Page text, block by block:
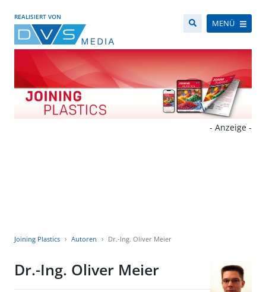
REALISIERT VON
MENÜ
- Anzeige -
Joining Plastics Autoren Dr.-Ing. Oliver Meier
Dr.-Ing. Oliver Meier